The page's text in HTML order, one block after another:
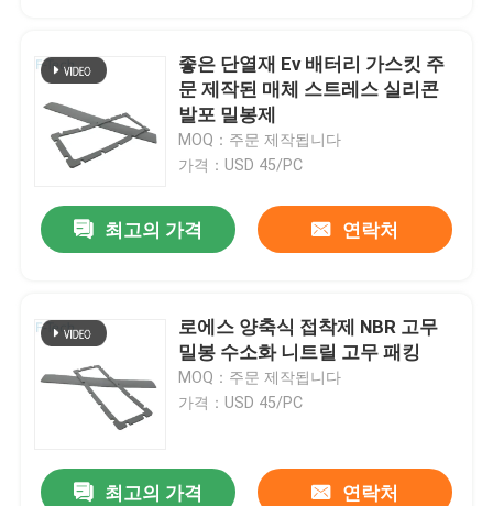
좋은 단열재 Ev 배터리 가스킷 주
문 제작된 매체 스트레스 실리콘
발포 밀봉제
MOQ：주문 제작됩니다
가격：USD 45/PC
최고의 가격 연락처
로에스 양축식 접착제 NBR 고무
밀봉 수소화 니트릴 고무 패킹
MOQ：주문 제작됩니다
가격：USD 45/PC
최고의 가격 연락처